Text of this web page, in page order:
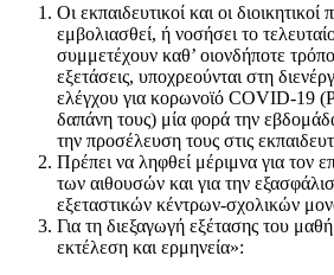
Οι εκπαιδευτικοί και οι
εμβολιασθεί, ή νοσήσει το
συμμετέχουν καθ’ οιονδήποτε
εξετάσεις, υποχρεούνται στη
ελέγχου για κορωνοϊό COVID-19
δαπάνη τους) μία φορά την
την προσέλευση τους στις
Πρέπει να ληφθεί μέριμνα για τον
των αιθουσών και για την
εξεταστικών κέντρων-σχολικών
Για τη διεξαγωγή εξέτασης του
εκτέλεση και ερμηνεία»: